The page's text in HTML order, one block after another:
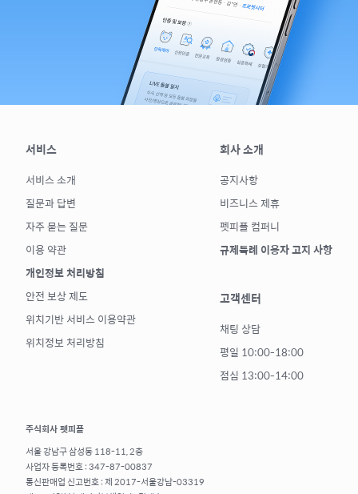
서비스
서비스 소개
질문과 답변
자주 묻는 질문
이용 약관
개인정보 처리방침
안전 보상 제도
위치기반 서비스 이용약관
위치정보 처리방침
회사 소개
공지사항
비즈니스 제휴
펫피플 컴퍼니
규제특례 이용자 고지 사항
고객센터
채팅 상담
평일 10:00-18:00
점심 13:00-14:00
주식회사 펫피플
서울 강남구 삼성동 118-11, 2층
사업자 등록번호 : 347-87-00837
통신판매업 신고번호 : 제 2017-서울강남-03319